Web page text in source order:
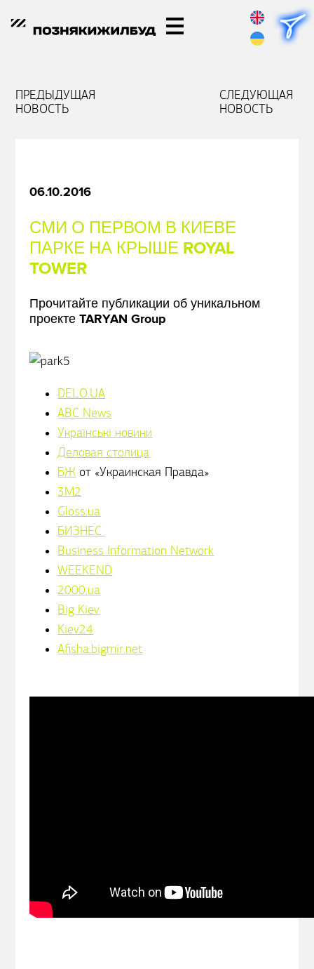
ПРЕДЫДУЩАЯ
НОВОСТЬ
СЛЕДУЮЩАЯ
НОВОСТЬ
06.10.2016
СМИ О ПЕРВОМ В КИЕВЕ
ПАРКЕ НА КРЫШЕ ROYAL
TOWER
Прочитайте публикации об уникальном
проекте TARYAN Group
DELO.UA
ABC News
Українськi новини
Деловая столица
БЖ от «Украинская Правда»
3M2
Gloss.ua
БИЗНЕС
Business Information Network
WEEKEND
2000.ua
Big Kiev
Kiev24
Afisha.bigmir.net